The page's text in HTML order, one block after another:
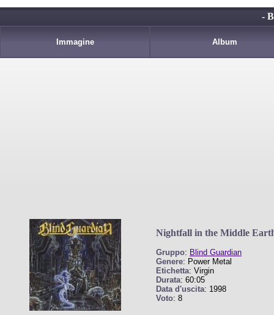
-
Immagine Album
Nightfall in the Middle
Gruppo: Blind Guardian
Genere: Power Metal
Etichetta: Virgin
Durata: 60:05
Data d'uscita: 1998
Voto: 8